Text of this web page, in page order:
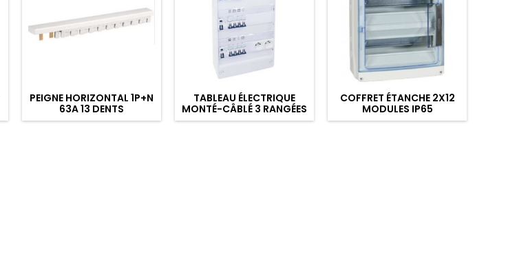
PEIGNE HORIZONTAL 1P+N
63A 13 DENTS
TABLEAU ÉLECTRIQUE
MONTÉ-CÂBLÉ 3 RANGÉES
DE 13 MODULES POUR
COFFRET ÉTANCHE 2X12
MODULES IP65